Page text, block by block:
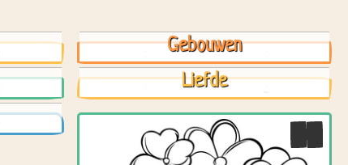
Gebouwen
Liefde